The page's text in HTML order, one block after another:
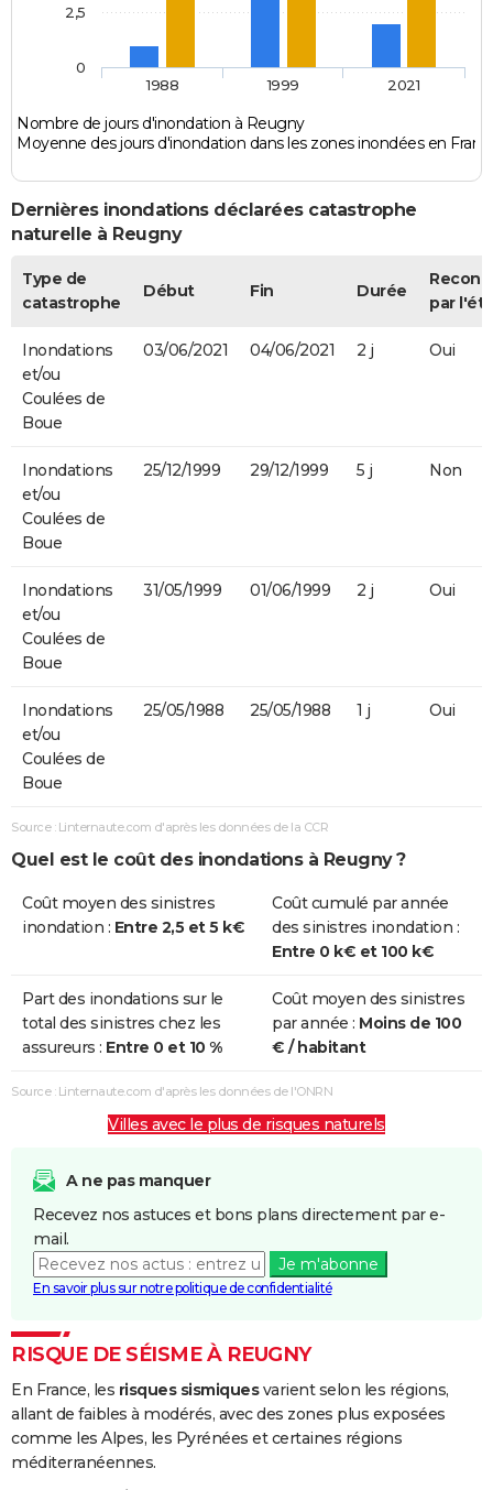
Nombre de jours d'inondation à Reugny
Moyenne des jours d'inondation dans les zones inondées en
1988 1999 2021
0
2,5
Dernières inondations déclarées catastrophe
naturelle à Reugny
Type de
catastrophe
Début Fin Durée
par
Inondations
et/ou
Coulées de
Boue
03/06/2021 04/06/2021 2 j Oui
Inondations
et/ou
Coulées de
Boue
25/12/1999 29/12/1999 5 j Non
Inondations
et/ou
Coulées de
Boue
31/05/1999 01/06/1999 2 j Oui
Inondations
et/ou
Coulées de
Boue
25/05/1988 25/05/1988 1 j Oui
Source : Linternaute.com d'après les données de la CCR
Quel est le coût des inondations à Reugny ?
Coût moyen des sinistres
inondation : Entre 2,5 et 5 k€
Coût cumulé par année
des sinistres inondation :
Entre 0 k€ et 100 k€
Part des inondations sur le
total des sinistres chez les
assureurs : Entre 0 et 10 %
Coût moyen des sinistres
par année : Moins de 100
€ / habitant
Source : Linternaute.com d'après les données de l'ONRN
Villes avec le plus de risques naturels
A ne pas manquer
Recevez nos astuces et bons plans directement par e-
mail.
Je m'abonne
En savoir plus sur notre politique de confidentialité
RISQUE DE SÉISME À REUGNY
En France, les risques sismiquesvarient selon les régions,
allant de faibles à modérés, avec des zones plus exposées
comme les Alpes, les Pyrénées et certaines régions
méditerranéennes.